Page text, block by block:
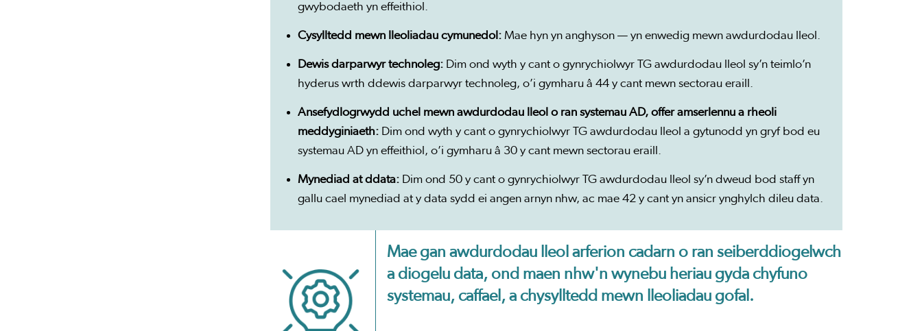
gwybodaeth yn effeithiol.
Cysylltedd mewn lleoliadau cymunedol: Mae hyn yn anghyson — yn enwedig mewn awdurdodau lleol.
Dewis darparwyr technoleg: Dim ond wyth y cant o gynrychiolwyr TG awdurdodau lleol sy’n teimlo’n
hyderus wrth ddewis darparwyr technoleg, o’i gymharu â 44 y cant mewn sectorau eraill.
Ansefydlogrwydd uchel mewn awdurdodau lleol o ran systemau AD, offer amserlennu a rheoli
meddyginiaeth: Dim ond wyth y cant o gynrychiolwyr TG awdurdodau lleol a gytunodd yn gryf bod eu
systemau AD yn effeithiol, o’i gymharu â 30 y cant mewn sectorau eraill.
Mynediad at ddata: Dim ond 50 y cant o gynrychiolwyr TG awdurdodau lleol sy’n dweud bod staff yn
gallu cael mynediad at y data sydd ei angen arnyn nhw, ac mae 42 y cant yn ansicr ynghylch dileu data.
Mae gan awdurdodau lleol arferion cadarn o ran seiberddiogelwch
a diogelu data, ond maen nhw'n wynebu heriau gyda chyfuno
systemau, caffael, a chysylltedd mewn lleoliadau gofal.